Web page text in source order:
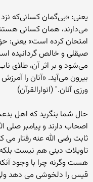
یعنی: «بی‌گمان‌ کسانی‌که‌
می‌دارند، همان ‌کسانی‌
امتحان‌ کرده‌ است‌» یعنی:
صیقلی‌ و خالص‌ گردانیده‌
می‌شود و بر اثر آن‌، طلای‌
بیرون‌ می‌آید. «آنان‌ را
ورزی‌ آنان‌." (انوارالقرآن)
حال شما بنگرید که اهل
اصحاب دارند و پیامبر صلی
ثابت رضی الله عنه رفتار
تاویلات دینی هم نیست
هست وگرنه چرا با وجود
قیس را دلخوشی می دهد